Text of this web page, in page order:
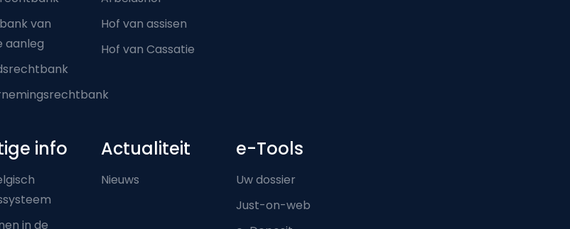
van
aanleg
Hof van assisen
Hof van Cassatie
info
in de
Actualiteit
Nieuws
e-Tools
Uw dossier
Just-on-web